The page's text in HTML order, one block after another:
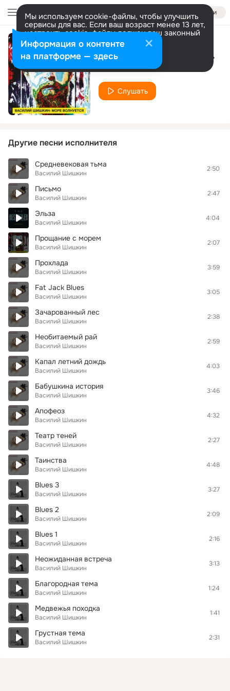
Войти
Мы используем cookie-файлы, чтобы улучшить
сервисы для вас. Если ваш возраст менее 13 лет,
настроить cookie-файлы должен ваш законный
представитель. Больше информации
Разрешить все Настроить Подводная принцесса
Василий Шишкин
Слушать
Другие песни исполнителя
Средневековая тьма
Василий Шишкин
2:50
Письмо
Василий Шишкин
2:47
Эльза
Василий Шишкин
4:04
Прощание с морем
Василий Шишкин
2:07
Прохлада
Василий Шишкин
3:59
Fat Jack Blues
Василий Шишкин
3:05
Зачарованный лес
Василий Шишкин
2:38
Необитаемый рай
Василий Шишкин
2:59
Капал летний дождь
Василий Шишкин
4:03
Бабушкина история
Василий Шишкин
3:46
Апофеоз
Василий Шишкин
4:32
Театр теней
Василий Шишкин
2:27
Таинства
Василий Шишкин
4:48
Blues 3
Василий Шишкин
3:27
Blues 2
Василий Шишкин
2:09
Blues 1
Василий Шишкин
2:16
Неожиданная встреча
Василий Шишкин
3:13
Благородная тема
Василий Шишкин
1:24
Медвежья походка
Василий Шишкин
1:41
Грустная тема
Василий Шишкин
2:31
Информация о контенте
на платформе — здесь